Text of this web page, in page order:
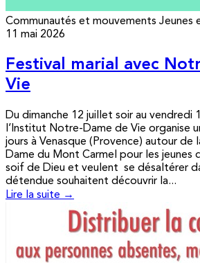
Communautés et mouvements Jeunes
11 mai 2026
Festival marial avec
Vie
Du dimanche 12 juillet soir au vendredi
l’Institut Notre-Dame de Vie organise
jours à Venasque (Provence) autour
Dame du Mont Carmel pour les jeunes
soif de Dieu et veulent se désaltérer
détendue souhaitent découvrir la...
Lire la suite →